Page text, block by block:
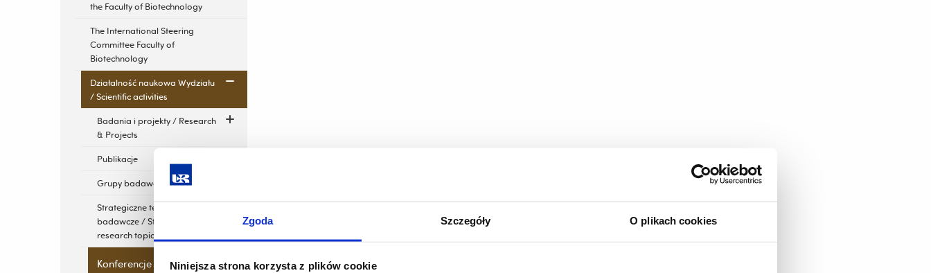
Zgoda Szczegóły O plikach cookies
Niniejsza strona korzysta z plików cookie
the Faculty of Biotechnology
The International Steering
Committee Faculty of
Biotechnology
Działalność naukowa Wydziału
/ Scientific activities
Badania i projekty / Research
& Projects
Publikacje
Grupy badawcze
Strategiczne tematy
badawcze / Strategic
research topics
Konferencje